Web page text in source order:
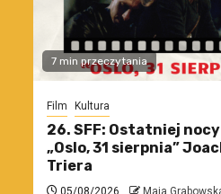
7 min przeczytania
Film Kultura
26. SFF: Ostatniej nocy
„Oslo, 31 sierpnia”
Triera
05/08/2026 Maja